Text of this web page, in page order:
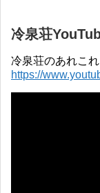
冷泉荘
冷泉荘のあれこ
https://